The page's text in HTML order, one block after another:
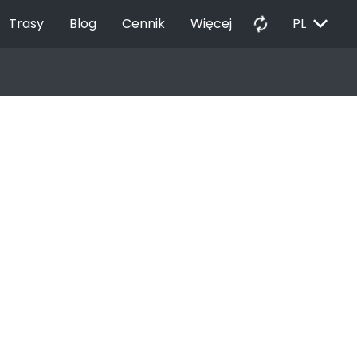
Trasy Blog Cennik Więcej autorenew PL EXPAND_MORE